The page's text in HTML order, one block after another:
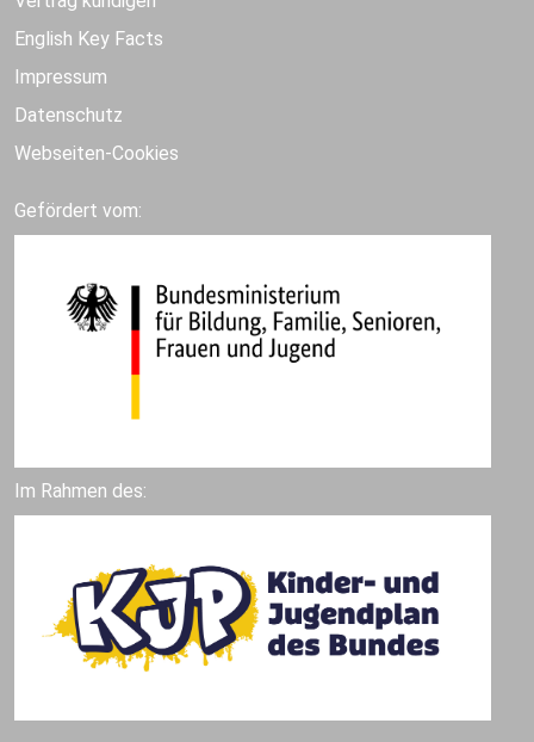
English Key Facts
Impressum
Datenschutz
Webseiten-Cookies
Gefördert vom:
Im Rahmen des: